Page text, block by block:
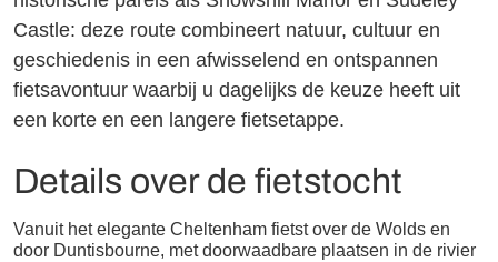
Castle: deze route combineert natuur, cultuur en
geschiedenis in een afwisselend en ontspannen
fietsavontuur waarbij u dagelijks de keuze heeft uit
een korte en een langere fietsetappe.
Details over de fietstocht
Vanuit het elegante Cheltenham fietst over de Wolds en
door Duntisbourne, met doorwaadbare plaatsen in de rivier